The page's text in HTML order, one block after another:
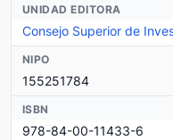
UNIDAD EDITORA
Consejo Superior de
NIPO
155251784
ISBN
978-84-00-11433-6